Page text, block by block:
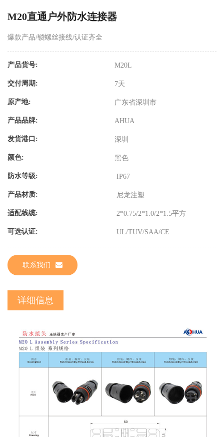
M20直通户外防水连接器
爆款产品/锁螺丝接线/认证齐全
产品货号: M20L
交付周期: 7天
原产地: 广东省深圳市
产品品牌: AHUA
发货港口: 深圳
颜色: 黑色
防水等级: IP67
产品材质: 尼龙注塑
适配线缆: 2*0.75/2*1.0/2*1.5平方
可选认证: UL/TUV/SAA/CE
联系我们
详细信息